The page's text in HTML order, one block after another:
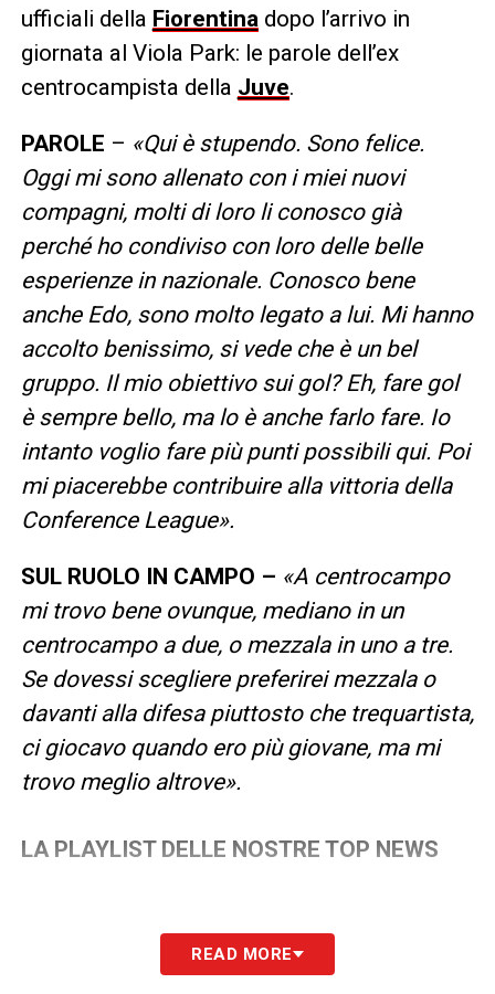
ufficiali della Fiorentinadopo l’arrivo in
giornata al Viola Park: le parole dell’ex
centrocampista della Juve.
PAROLE – «Qui è stupendo. Sono felice.
Oggi mi sono allenato con i miei nuovi
compagni, molti di loro li conosco già
perché ho condiviso con loro delle belle
esperienze in nazionale. Conosco bene
anche Edo, sono molto legato a lui. Mi hanno
accolto benissimo, si vede che è un bel
gruppo. Il mio obiettivo sui gol? Eh, fare gol
è sempre bello, ma lo è anche farlo fare. Io
intanto voglio fare più punti possibili qui. Poi
mi piacerebbe contribuire alla vittoria della
Conference League».
SUL RUOLO IN CAMPO – «A centrocampo
mi trovo bene ovunque, mediano in un
centrocampo a due, o mezzala in uno a tre.
Se dovessi scegliere preferirei mezzala o
davanti alla difesa piuttosto che trequartista,
ci giocavo quando ero più giovane, ma mi
trovo meglio altrove».
LA PLAYLIST DELLE NOSTRE TOP NEWS
READ MORE